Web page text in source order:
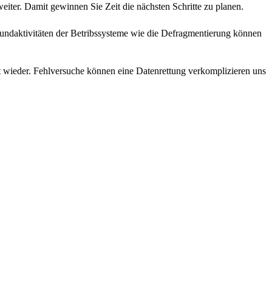
Damit gewinnen Sie Zeit die nächsten Schritte zu planen.
der Betribssysteme wie die Defragmentierung können
Fehlversuche können eine Datenrettung verkomplizieren uns